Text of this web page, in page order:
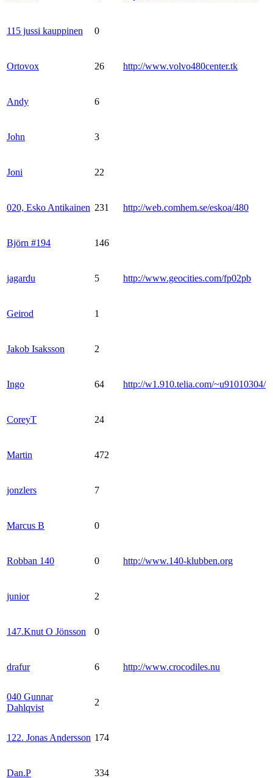
115 jussi kauppinen 0
Ortovox 26 http://www.volvo480center.tk
Andy 6
John 3
Joni 22
020, Esko Antikainen 231 http://web.comhem.se/eskoa/480
Björn #194 146
jagardu 5 http://www.geocities.com/fp02pb
Geirod 1
Jakob Isaksson 2
Ingo 64 http://w1.910.telia.com/~u91010304/
CoreyT 24
Martin 472
jonzlers 7
Marcus B 0
Robban 140 0 http://www.140-klubben.org
junior 2
147.Knut O Jönsson 0
drafur 6 http://www.crocodiles.nu
040 Gunnar
Dahlqvist
2
122. Jonas Andersson 174
Dan.P 334